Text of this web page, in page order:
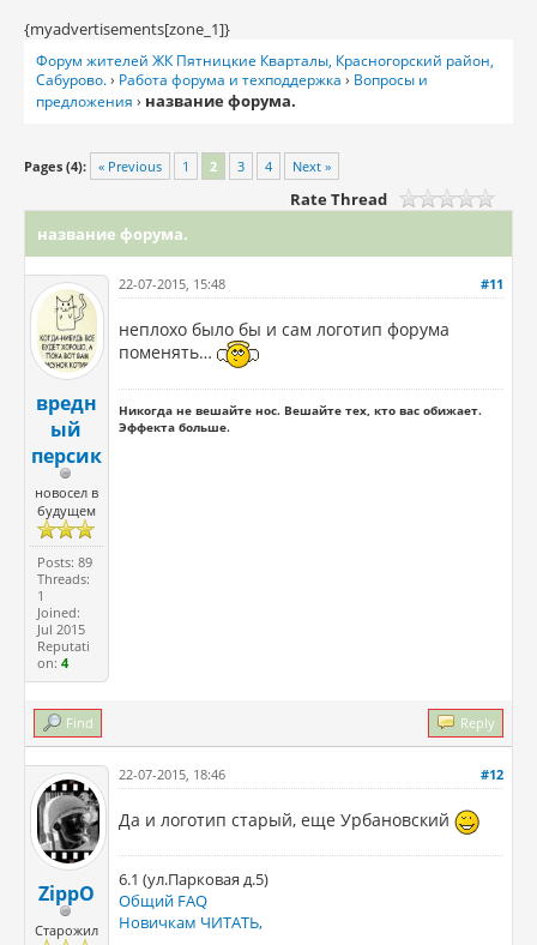
{myadvertisements[zone_1]}
Форум жителей ЖК Пятницкие Кварталы, Красногорский район,
Сабурово.› Работа форума и техподдержка › Вопросы и
предложения › название форума.
Pages (4): « Previous 1 2 3 4 Next »
Rate Thread
название форума.
вредн
ый
персик
новосел в
будущем
Posts: 89
Threads:
1
Joined:
Jul 2015
Reputati
on:4
#11
22-07-2015, 15:48
неплохо было бы и сам логотип форума
поменять…
Никогда не вешайте нос. Вешайте тех, кто вас обижает.
Эффекта больше.
Find Reply
ZippO
Старожил
#12
22-07-2015, 18:46
Да и логотип старый, еще Урбановский
6.1 (ул.Парковая д.5)
Общий FAQ
Новичкам ЧИТАТЬ,